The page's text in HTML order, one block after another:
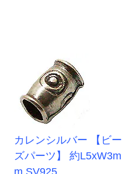
カレンシルバー 【ビー
ズパーツ】 約L5xW3m